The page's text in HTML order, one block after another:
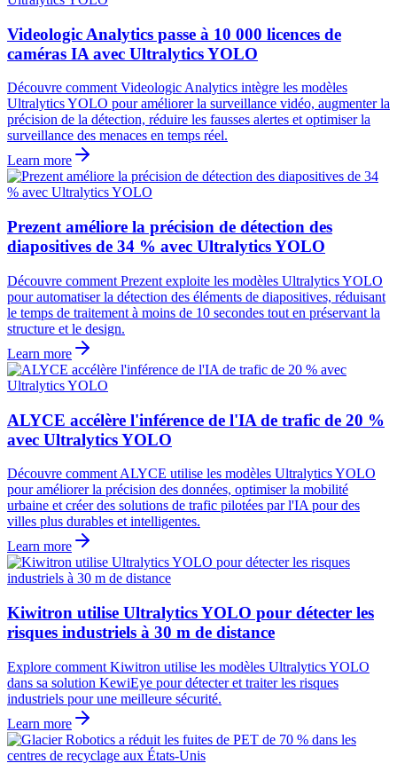
Videologic Analytics passe à 10 000 licences de
caméras IA avec Ultralytics YOLO
Découvre comment Videologic Analytics intègre les modèles
Ultralytics YOLO pour améliorer la surveillance vidéo, augmenter la
précision de la détection, réduire les fausses alertes et optimiser la
surveillance des menaces en temps réel.
Learn more
Prezent améliore la précision de détection des
diapositives de 34 % avec Ultralytics YOLO
Découvre comment Prezent exploite les modèles Ultralytics YOLO
pour automatiser la détection des éléments de diapositives, réduisant
le temps de traitement à moins de 10 secondes tout en préservant la
structure et le design.
Learn more
ALYCE accélère l'inférence de l'IA de trafic de 20 %
avec Ultralytics YOLO
Découvre comment ALYCE utilise les modèles Ultralytics YOLO
pour améliorer la précision des données, optimiser la mobilité
urbaine et créer des solutions de trafic pilotées par l'IA pour des
villes plus durables et intelligentes.
Learn more
Kiwitron utilise Ultralytics YOLO pour détecter les
risques industriels à 30 m de distance
Explore comment Kiwitron utilise les modèles Ultralytics YOLO
dans sa solution KewiEye pour détecter et traiter les risques
industriels pour une meilleure sécurité.
Learn more